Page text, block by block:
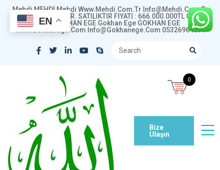
Mehdi MEHDİ Mehdi Www.mehdi.com.tr Info@mehdi.com.tr
ALAN ADI SATILIKTIR. SATILIKTIR FIYATI : 666.000.000TL Gökhan
Ege GÖKHAN EGE Gokhan Ege GOKHAN EGE
Www.gokhanege.com Info@gokhanege.com 05326964099
Bize
Ulaşın
EN
0